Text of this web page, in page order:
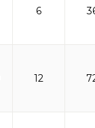
6
12